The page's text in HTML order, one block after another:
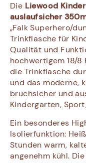
Die Liewood
auslaufsicher
„Falk Superhero/
Trinkflasche für
Qualität und
hochwertigem 18/
die Trinkflasche
und das moderne,
bruchsicher und
Kindergarten,
Ein besonderes
Isolierfunktion:
Stunden warm,
angenehm kühl.